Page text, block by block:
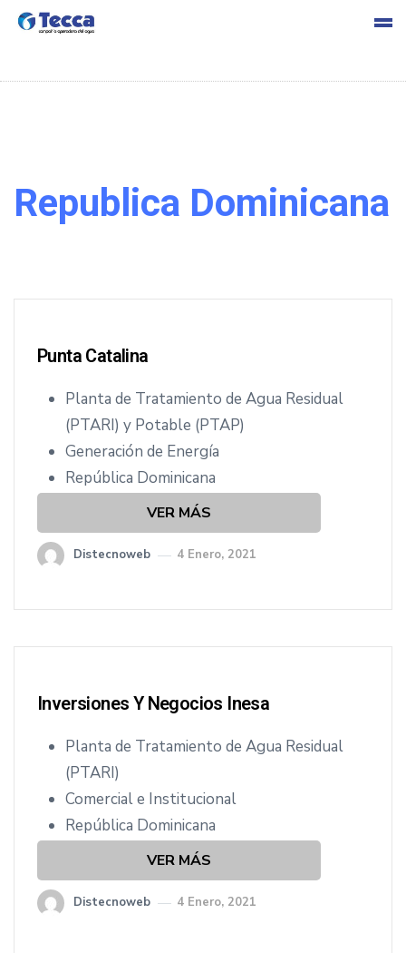
Republica Dominicana
Punta Catalina
Planta de Tratamiento de Agua Residual
(PTARI) y Potable (PTAP)
Generación de Energía
República Dominicana
VER MÁS
Distecnoweb 4 Enero, 2021
Inversiones Y Negocios Inesa
Planta de Tratamiento de Agua Residual
(PTARI)
Comercial e Institucional
República Dominicana
VER MÁS
Distecnoweb 4 Enero, 2021